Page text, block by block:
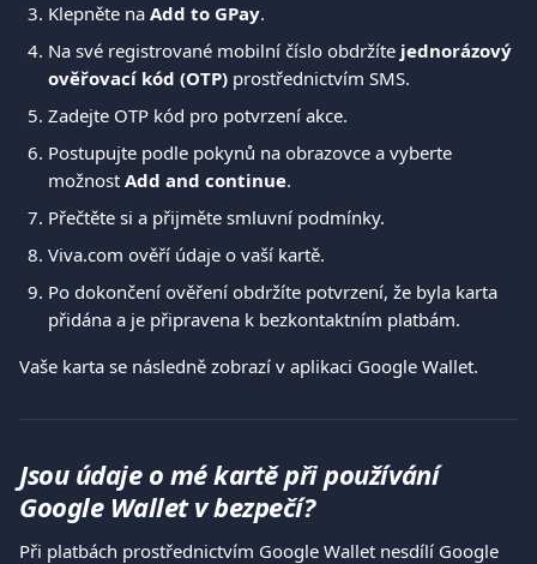
Klepněte na Add to GPay.
Na své registrované mobilní číslo obdržíte jednorázový
ověřovací kód (OTP) prostřednictvím SMS.
Zadejte OTP kód pro potvrzení akce.
Postupujte podle pokynů na obrazovce a vyberte
možnost Add and continue.
Přečtěte si a přijměte smluvní podmínky.
Viva.com ověří údaje o vaší kartě.
Po dokončení ověření obdržíte potvrzení, že byla karta
přidána a je připravena k bezkontaktním platbám.
Vaše karta se následně zobrazí v aplikaci Google Wallet.
Jsou údaje o mé kartě při používání
Google Wallet v bezpečí?
Při platbách prostřednictvím Google Wallet nesdílí Google